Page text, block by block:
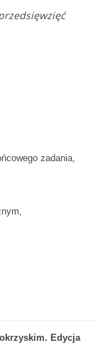
zadania,
Edycja